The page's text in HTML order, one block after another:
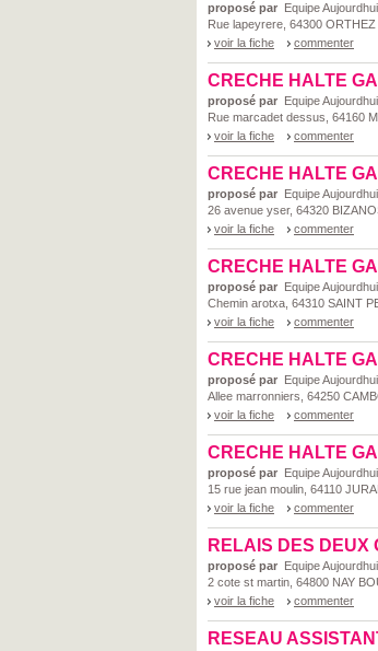
proposé par Equipe
Rue lapeyrere, 64300 ORTHEZ
voir la fiche
commenter
CRECHE HALTE
proposé par Equipe
Rue marcadet dessus, 64160
voir la fiche
commenter
CRECHE HALTE
proposé par Equipe
26 avenue yser, 64320
voir la fiche
commenter
CRECHE HALTE
proposé par Equipe
Chemin arotxa, 64310 SAINT
voir la fiche
commenter
CRECHE HALTE
proposé par Equipe
Allee marronniers, 64250
voir la fiche
commenter
CRECHE HALTE
proposé par Equipe
15 rue jean moulin, 64110
voir la fiche
commenter
RELAIS DES DEUX
proposé par Equipe
2 cote st martin, 64800 NAY
voir la fiche
commenter
RESEAU